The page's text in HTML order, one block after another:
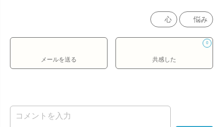
心 悩み
メールを送る
0
共感した